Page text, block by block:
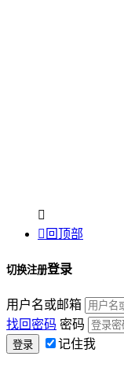

 回顶部
切换注册登录
用户名或邮箱
找回密码 密码
记住我